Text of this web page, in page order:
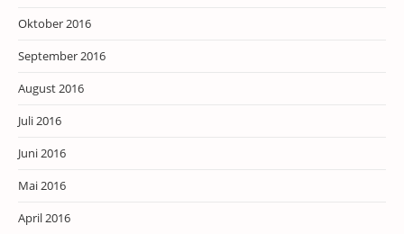
Oktober 2016
September 2016
August 2016
Juli 2016
Juni 2016
Mai 2016
April 2016